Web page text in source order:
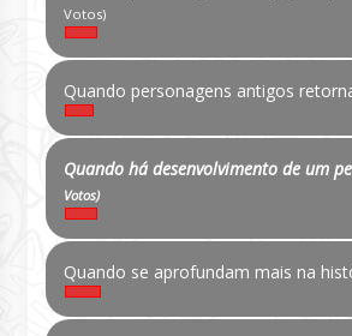
Votos)
Quando personagens antigos
Quando há desenvolvimento de um
Votos)
Quando se aprofundam mais na